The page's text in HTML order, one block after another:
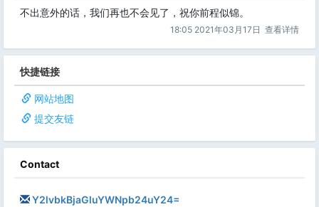
不出意外的话，我们再也不会见了，祝你前程似锦。
18:05 2021年03月17日 查看详情
快捷链接
网站地图
提交友链
Contact
Y2lvbkBjaGluYWNpb24uY24=